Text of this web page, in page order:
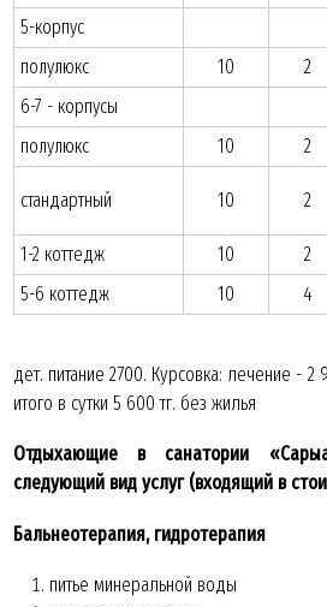
5-корпус
полулюкс
10 2
6-7 - корпусы
полулюкс
10 2
стандартный 10 2
1-2 коттедж
10 2
5-6 коттедж
10 4
дет. питание 2700. Курсовка: лечение - 2
итого в сутки 5 600 тг. без жилья
Отдыхающие в санатории
следующий вид услуг (входящий в
Бальнеотерапия, гидротерапия
питье минеральной воды